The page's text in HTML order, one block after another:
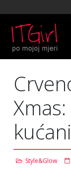
Style&Glow